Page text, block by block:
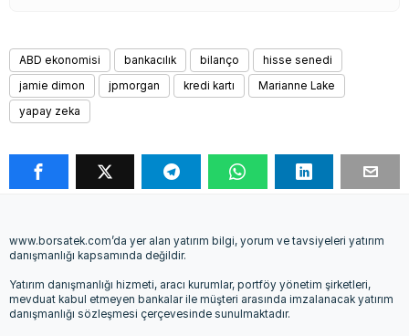
ABD ekonomisi bankacılık bilanço
hisse senedi
jamie dimon
jpmorgan kredi kartı
Marianne Lake
yapay zeka
www.borsatek.com’da yer alan yatırım bilgi, yorum ve tavsiyeleri yatırım
danışmanlığı kapsamında değildir.
Yatırım danışmanlığı hizmeti, aracı kurumlar, portföy yönetim şirketleri,
mevduat kabul etmeyen bankalar ile müşteri arasında imzalanacak yatırım
danışmanlığı sözleşmesi çerçevesinde sunulmaktadır.